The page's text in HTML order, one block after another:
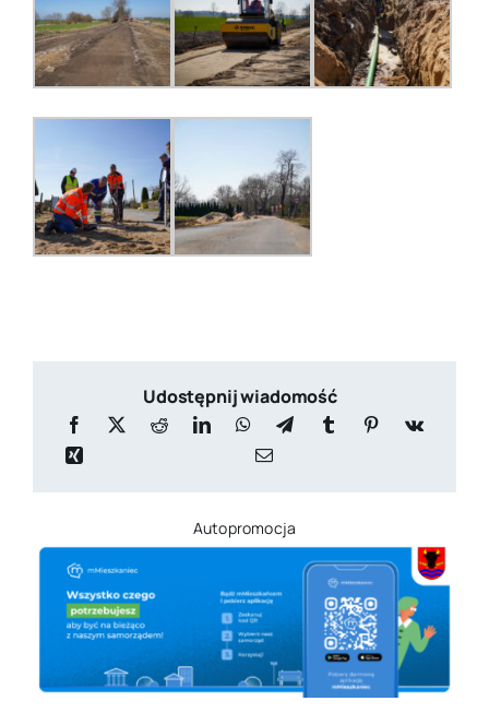
Udostępnij wiadomość
Autopromocja